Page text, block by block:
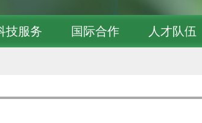
技服务 国际合作 人才队伍